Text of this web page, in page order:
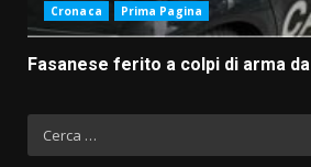
Cronaca Prima Pagina
Fasanese ferito a colpi di arma
Ricerca
per: